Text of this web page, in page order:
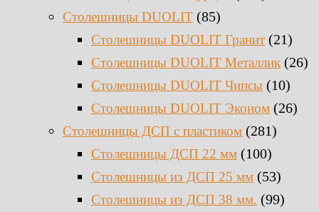
Столешницы DUOLIT (85)
Столешницы DUOLIT Гранит (21)
Столешницы DUOLIT Металлик (26)
Столешницы DUOLIT Чипсы (10)
Столешницы DUOLIT Эконом (26)
Столешницы ДСП с пластиком (281)
Столешницы ДСП 22 мм (100)
Столешницы из ДСП 25 мм (53)
Столешницы из ДСП 38 мм. (99)